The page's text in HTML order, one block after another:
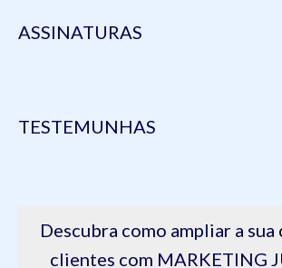
ASSINATURAS
TESTEMUNHAS
Descubra como ampliar a
clientes com MARKETING